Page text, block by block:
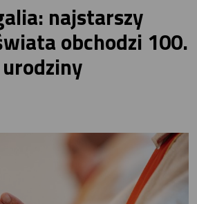
najstarszy
obchodzi 100.
urodziny